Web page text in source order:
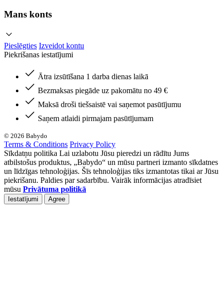
Mans konts
Pieslēgties Izveidot kontu
Piekrišanas iestatījumi
Ātra izsūtīšana 1 darba dienas laikā
Bezmaksas piegāde uz pakomātu no 49 €
Maksā droši tiešsaistē vai saņemot pasūtījumu
Saņem atlaidi pirmajam pasūtījumam
© 2026 Babydo
Terms & Conditions Privacy Policy
Sīkdatņu politika Lai uzlabotu Jūsu pieredzi un rādītu Jums
atbilstošus produktus, „Babydo“ un mūsu partneri izmanto sīkdatnes
un līdzīgas tehnoloģijas. Šīs tehnoloģijas tiks izmantotas tikai ar Jūsu
piekrišanu. Paldies par sadarbību. Vairāk informācijas atradīsiet
mūsu Privātuma politikā
Iestatījumi Agree